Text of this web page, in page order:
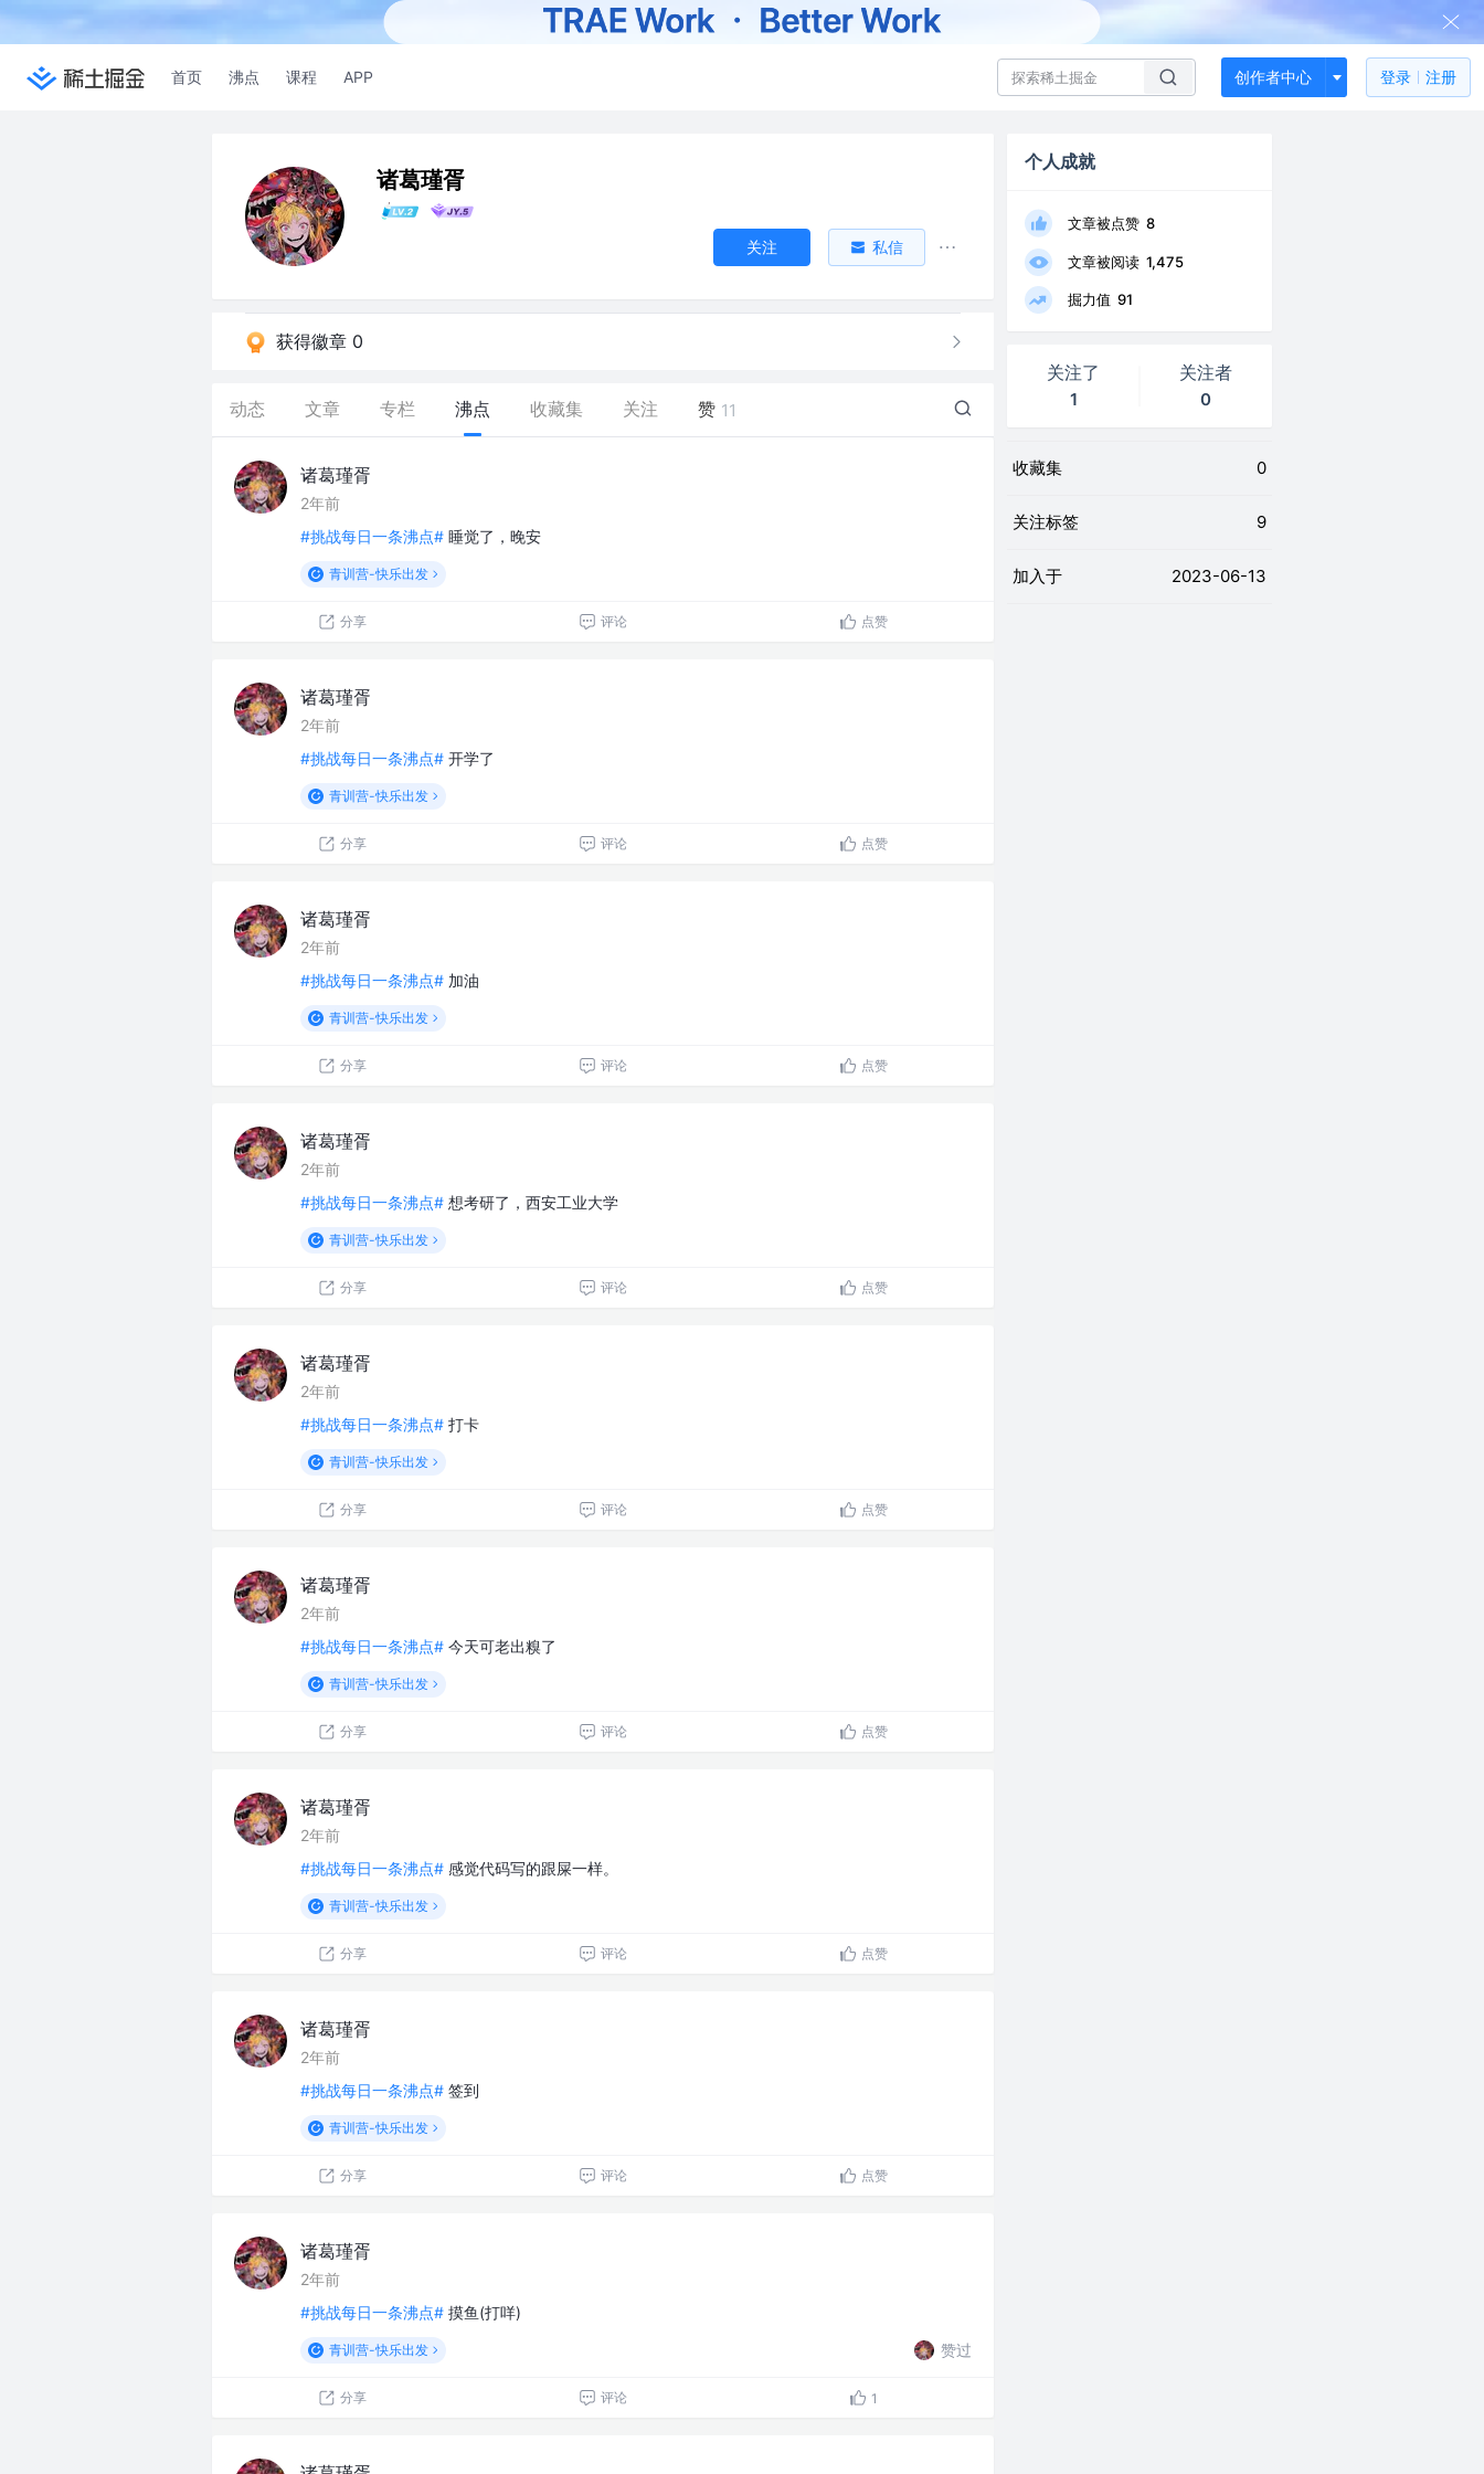
首页 沸点 课程 APP 创作者中心 登录 注册
诸葛瑾胥
关注 私信
获得徽章 0
动态 文章 专栏 沸点 收藏集 关注 赞 11
诸葛瑾胥
2年前
#挑战每日一条沸点# 睡觉了，晚安
青训营-快乐出发
分享 评论 点赞
诸葛瑾胥
2年前
#挑战每日一条沸点# 开学了
青训营-快乐出发
分享 评论 点赞
诸葛瑾胥
2年前
#挑战每日一条沸点# 加油
青训营-快乐出发
分享 评论 点赞
诸葛瑾胥
2年前
#挑战每日一条沸点# 想考研了，西安工业大学
青训营-快乐出发
分享 评论 点赞
诸葛瑾胥
2年前
#挑战每日一条沸点# 打卡
青训营-快乐出发
分享 评论 点赞
诸葛瑾胥
2年前
#挑战每日一条沸点# 今天可老出糗了
青训营-快乐出发
分享 评论 点赞
诸葛瑾胥
2年前
#挑战每日一条沸点# 感觉代码写的跟屎一样。
青训营-快乐出发
分享 评论 点赞
诸葛瑾胥
2年前
#挑战每日一条沸点# 签到
青训营-快乐出发
分享 评论 点赞
诸葛瑾胥
2年前
#挑战每日一条沸点# 摸鱼(打咩)
青训营-快乐出发 赞过
分享 评论 1
个人成就
文章被点赞 8
文章被阅读 1,475
掘力值 91
关注了
1
关注者
0
收藏集 0
关注标签 9
加入于 2023-06-13